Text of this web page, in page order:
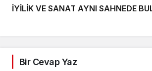
İYİLİK VE SANAT AYNI SAHNEDE
Bir Cevap Yaz